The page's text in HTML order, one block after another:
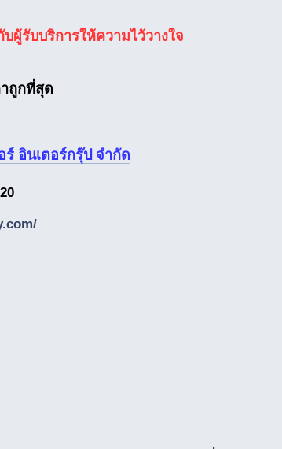
ผู้รับบริการให้ความไว้วางใจ
ถูกที่สุด
อินเตอร์กรุ๊ป จำกัด